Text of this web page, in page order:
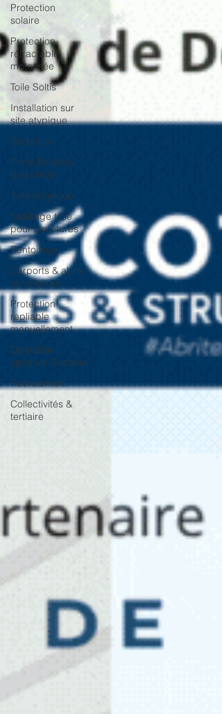
Protection
solaire
Protection
rétractable
motorisée
Toile Soltis
Installation sur
site atypique
Corbeille
Porte-Fenêtre-
Baie vitrée
Toile acrylique
habillage toile
pour structures
Rentoilage
Carports & abris
sur-mesure
Protection
repliable
manuellement
Opération
spéciale Socotex
Recrutement
Collectivités &
tertiaire